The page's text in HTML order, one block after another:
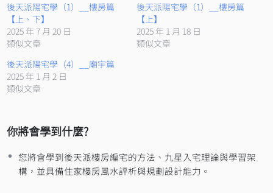
後天派陽宅學（1）__樓房篇
【上、下】
2025 年 7 月 20 日
類似文章
後天派陽宅學（1）__樓房篇
【上】
2025 年 1 月 18 日
類似文章
後天派陽宅學（4）__廟宇篇
2025 年 1 月 2 日
類似文章
你將會學到什麼?
您將會學到後天派樓房編宅的方法、九星入宅理論與學習架
構，並具備住家樓房風水評析與規劃設計能力。